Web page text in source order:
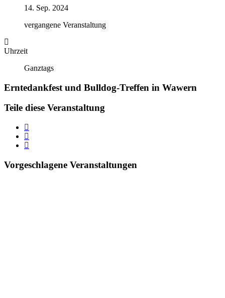
14. Sep. 2024
vergangene Veranstaltung
Uhrzeit
Ganztags
Erntedankfest und Bulldog-Treffen in Wawern
Teile diese Veranstaltung
Vorgeschlagene Veranstaltungen